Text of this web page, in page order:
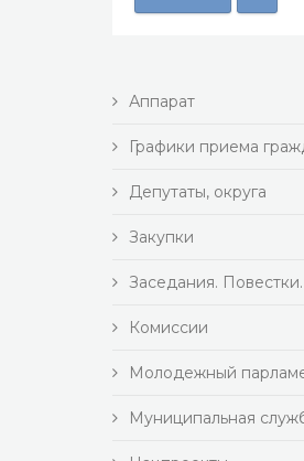
Аппарат
Графики приема
Депутаты, округа
Закупки
Заседания.
Комиссии
Молодежный
Муниципальная